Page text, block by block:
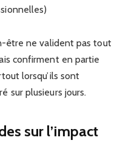
être ne valident pas tout
confirment en partie
lorsqu’ils sont
sur plusieurs jours.
sur l’impact